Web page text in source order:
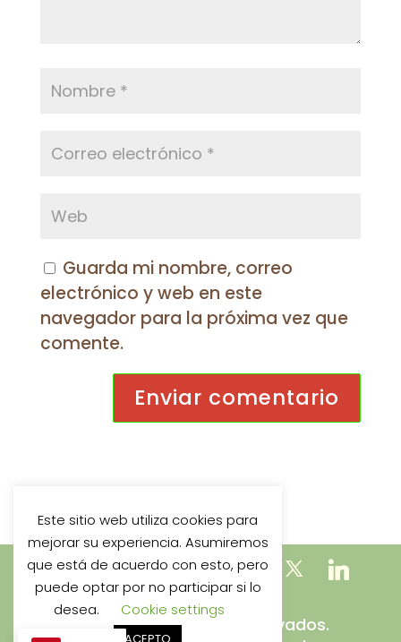
Guarda mi nombre, correo
electrónico y web en este
navegador para la próxima vez que
comente.
Todos los derechos reservados.
Este sitio web utiliza cookies para
mejorar su experiencia. Asumiremos
que está de acuerdo con esto, pero
puede optar por no participar si lo
desea.
Cookie settings